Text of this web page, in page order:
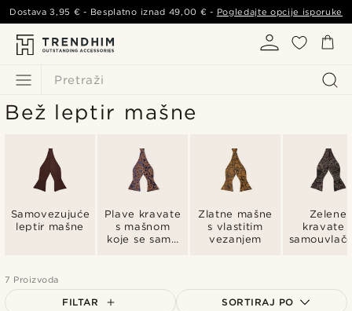
Pretraži
Dostava3,95 € - Besplatno iznad 49,00 € - Pogledajte opcije isporuke
Bež leptir mašne
Samovezujuće
leptir mašne
Plave kravate
s mašnom
koje se same
Zlatne mašne
s vlastitim
vezanjem
Zelene
kravate
7 Proizvoda
FILTAR SORTIRAJ PO